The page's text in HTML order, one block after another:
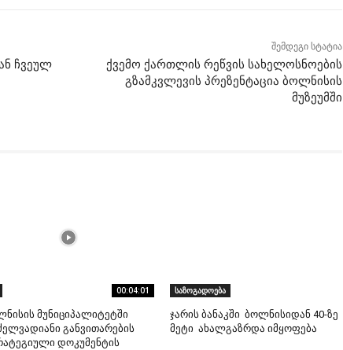
ჩვეულ
შემდეგი სტატია
ქვემო ქართლის რეწვის სახელოსნოების
გზამკვლევის პრეზენტაცია ბოლნისის
მუზეუმში
00:04:01
მუნიციპალიტეტში
განვითარების
დოკუმენტის
საზოგადოება
ჯარის ბანაკში ბოლნისიდან 40-ზე
მეტი ახალგაზრდა იმყოფება